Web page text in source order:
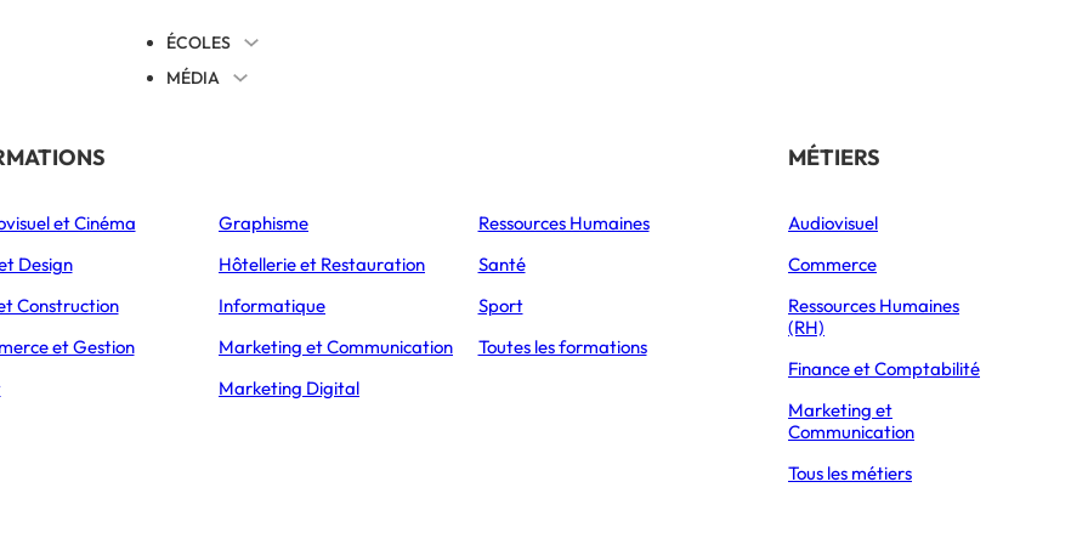
ÉCOLES
MÉDIA
Éducation
L’Express Éducation
Bachelors
L’Express Éducation
Masters
THÉMATIQUES
Orientation
Vie étudiante
Formations
Partir à l’étranger
et Cinéma
Design
Construction
et Gestion
Graphisme
Hôtellerie et Restauration
Informatique
Marketing et Communication
Marketing Digital
Ressources Humaines
Santé
Sport
Toutes les formations
MÉTIERS
Audiovisuel
Commerce
Ressources Humaines
(RH)
Finance et Comptabilité
Marketing et
Communication
Tous les métiers
ARTICLES LES ÉTUDES EN STAPS, DE MULTIPLES DÉBOUCHÉS POSSIBLES